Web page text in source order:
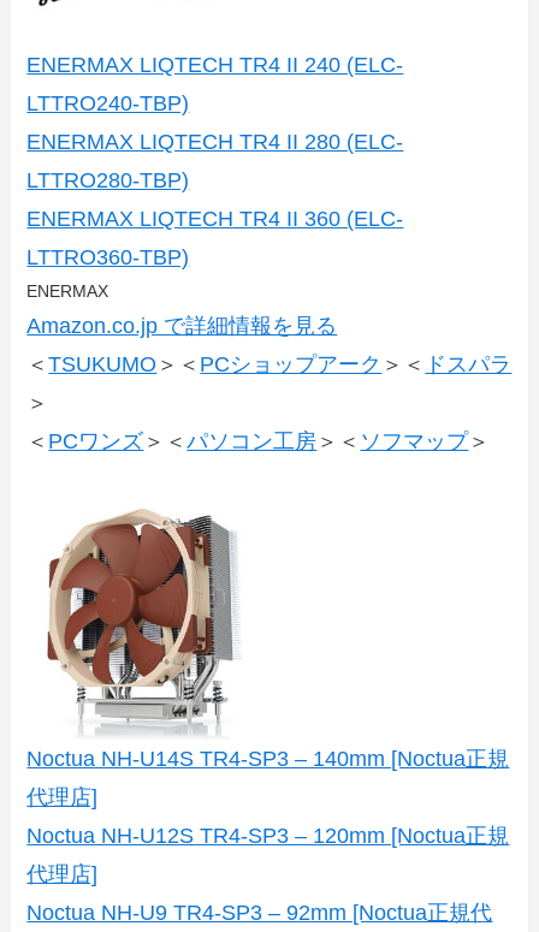
ENERMAX LIQTECH TR4 II 240 (ELC-
LTTRO240-TB​P)
ENERMAX LIQTECH TR4 II 280 (ELC-
LTTRO280-TB​P)
ENERMAX LIQTECH TR4 II 360 (ELC-
LTTRO360-TB​P)
ENERMAX
Amazon.co.jp で詳細情報を見る
＜TSUKUMO ＞＜ PCショップアーク ＞＜ ドスパラ
＞
＜ PCワンズ ＞＜パソコン工房 ＞＜ ソフマップ＞
Noctua NH-U14S TR4-SP3 – 140mm [Noctua正規
代理店]
Noctua NH-U12S TR4-SP3 – 120mm [Noctua正規
代理店]
Noctua NH-U9 TR4-SP3 – 92mm [Noctua正規代